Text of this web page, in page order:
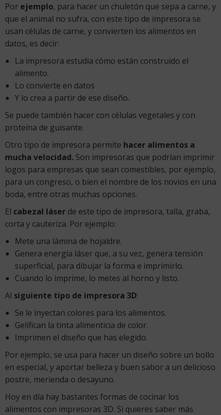
Por ejemplo, para hacer un chuletón que sepa a carne, y
que el animal no sufra, con este tipo de impresora se
usan células de carne, y convierten los alimentos en
datos, es decir:
La impresora estudia cómo están construido el
alimento.
Lo convierte en datos
Y lo crea a partir de ese diseño.
Se puede también hacer con células vegetales y con
proteína de guisante.
Otro tipo de impresora permite hacer alimentos a
mucha velocidad. Son impresoras que podrían imprimir
logos para empresas que sean comestibles, por ejemplo,
para un congreso, o bien el nombre de los novios en una
boda, entre otras muchas opciones.
El cabezal láser de este tipo de impresora, talla, graba,
corta y cauteriza. Por ejemplo:
Mete una lámina de hojaldre.
Genera energía láser que, a su vez, genera tensión
superficial, para dibujar la forma e imprimirlo.
Cuando lo imprime, lo metes al horno y listo.
Al siguiente tipo de impresora 3D:
Se le inyectan colores para los alimentos.
Gelifican la tinta alimenticia de color.
Imprimen el diseño que has elegido.
Por ejemplo, se usa para hacer un diseño sobre un bollo
en especial, y aportar belleza y buen sabor a un delicioso
postre, merienda o desayuno.
Hoy en día hay bastantes formas de cocinar los
alimentos con impresoras 3D. Si quieres saber más